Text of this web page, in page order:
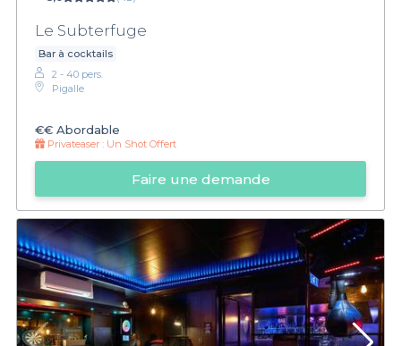
Le Subterfuge
Bar à cocktails
2 - 40 pers.
Pigalle
€€ Abordable
Privateaser : Un Shot Offert
Faire une demande